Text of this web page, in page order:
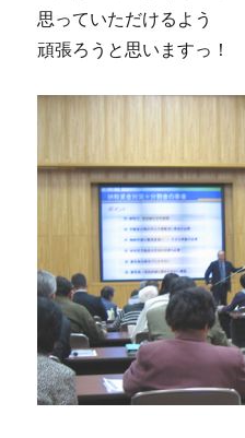
思っていただけるよう
頑張ろうと思いますっ！